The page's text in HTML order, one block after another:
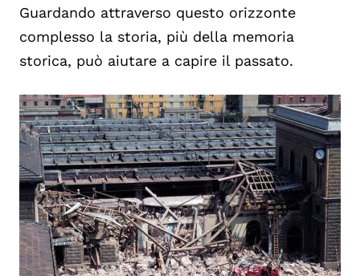
Guardando attraverso questo orizzonte
complesso la storia, più della memoria
storica, può aiutare a capire il passato.